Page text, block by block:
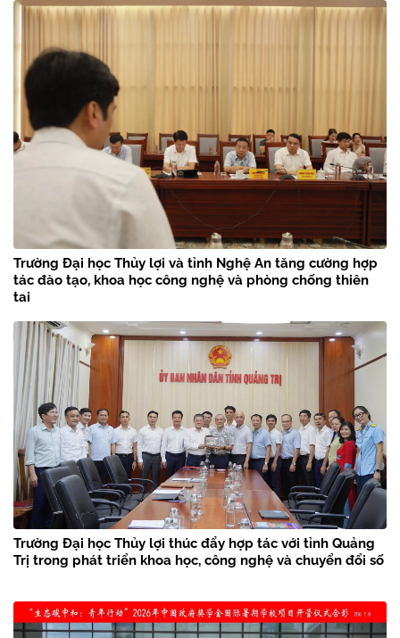
Trường Đại học Thủy lợi và tỉnh Nghệ An tăng cường hợp
tác đào tạo, khoa học công nghệ và phòng chống thiên
tai
Trường Đại học Thủy lợi thúc đẩy hợp tác với tỉnh Quảng
Trị trong phát triển khoa học, công nghệ và chuyển đổi số